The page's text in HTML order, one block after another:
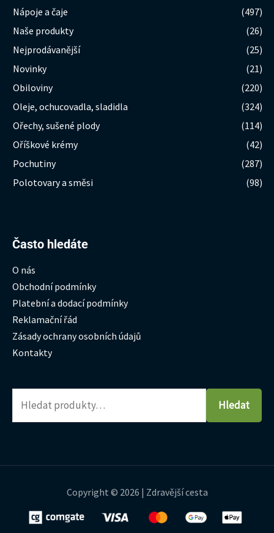
Nápoje a čaje
(497)
Naše produkty
(26)
Nejprodávanější
(25)
Novinky
(21)
Obiloviny
(220)
Oleje, ochucovadla, sladidla
(324)
Ořechy, sušené plody
(114)
Oříškové krémy
(42)
Pochutiny
(287)
Polotovary a směsi
(98)
Často hledáte
O nás
Obchodní podmínky
Platební a dodací podmínky
Reklamační řád
Zásady ochrany osobních údajů
Kontakty
Hledat:
Hledat
Copyright © 2026 | Zdravější cesta